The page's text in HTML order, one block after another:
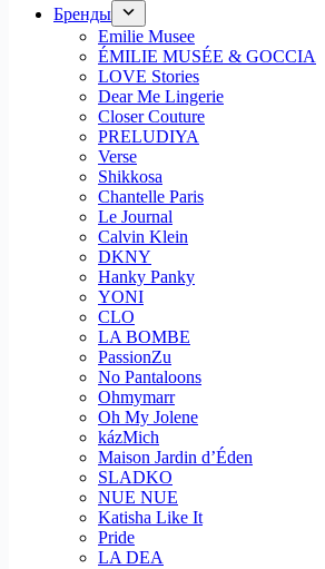
Бренды
Emilie Musee
ÉMILIE MUSÉE & GOCCIA
LOVE Stories
Dear Me Lingerie
Closer Couture
PRELUDIYA
Verse
Shikkosa
Chantelle Paris
Le Journal
Calvin Klein
DKNY
Hanky Panky
YONI
CLO
LA BOMBE
PassionZu
No Pantaloons
Ohmymarr
Oh My Jolene
kázMich
Maison Jardin d’Éden
SLADKO
NUE NUE
Katisha Like It
Pride
LA DEA